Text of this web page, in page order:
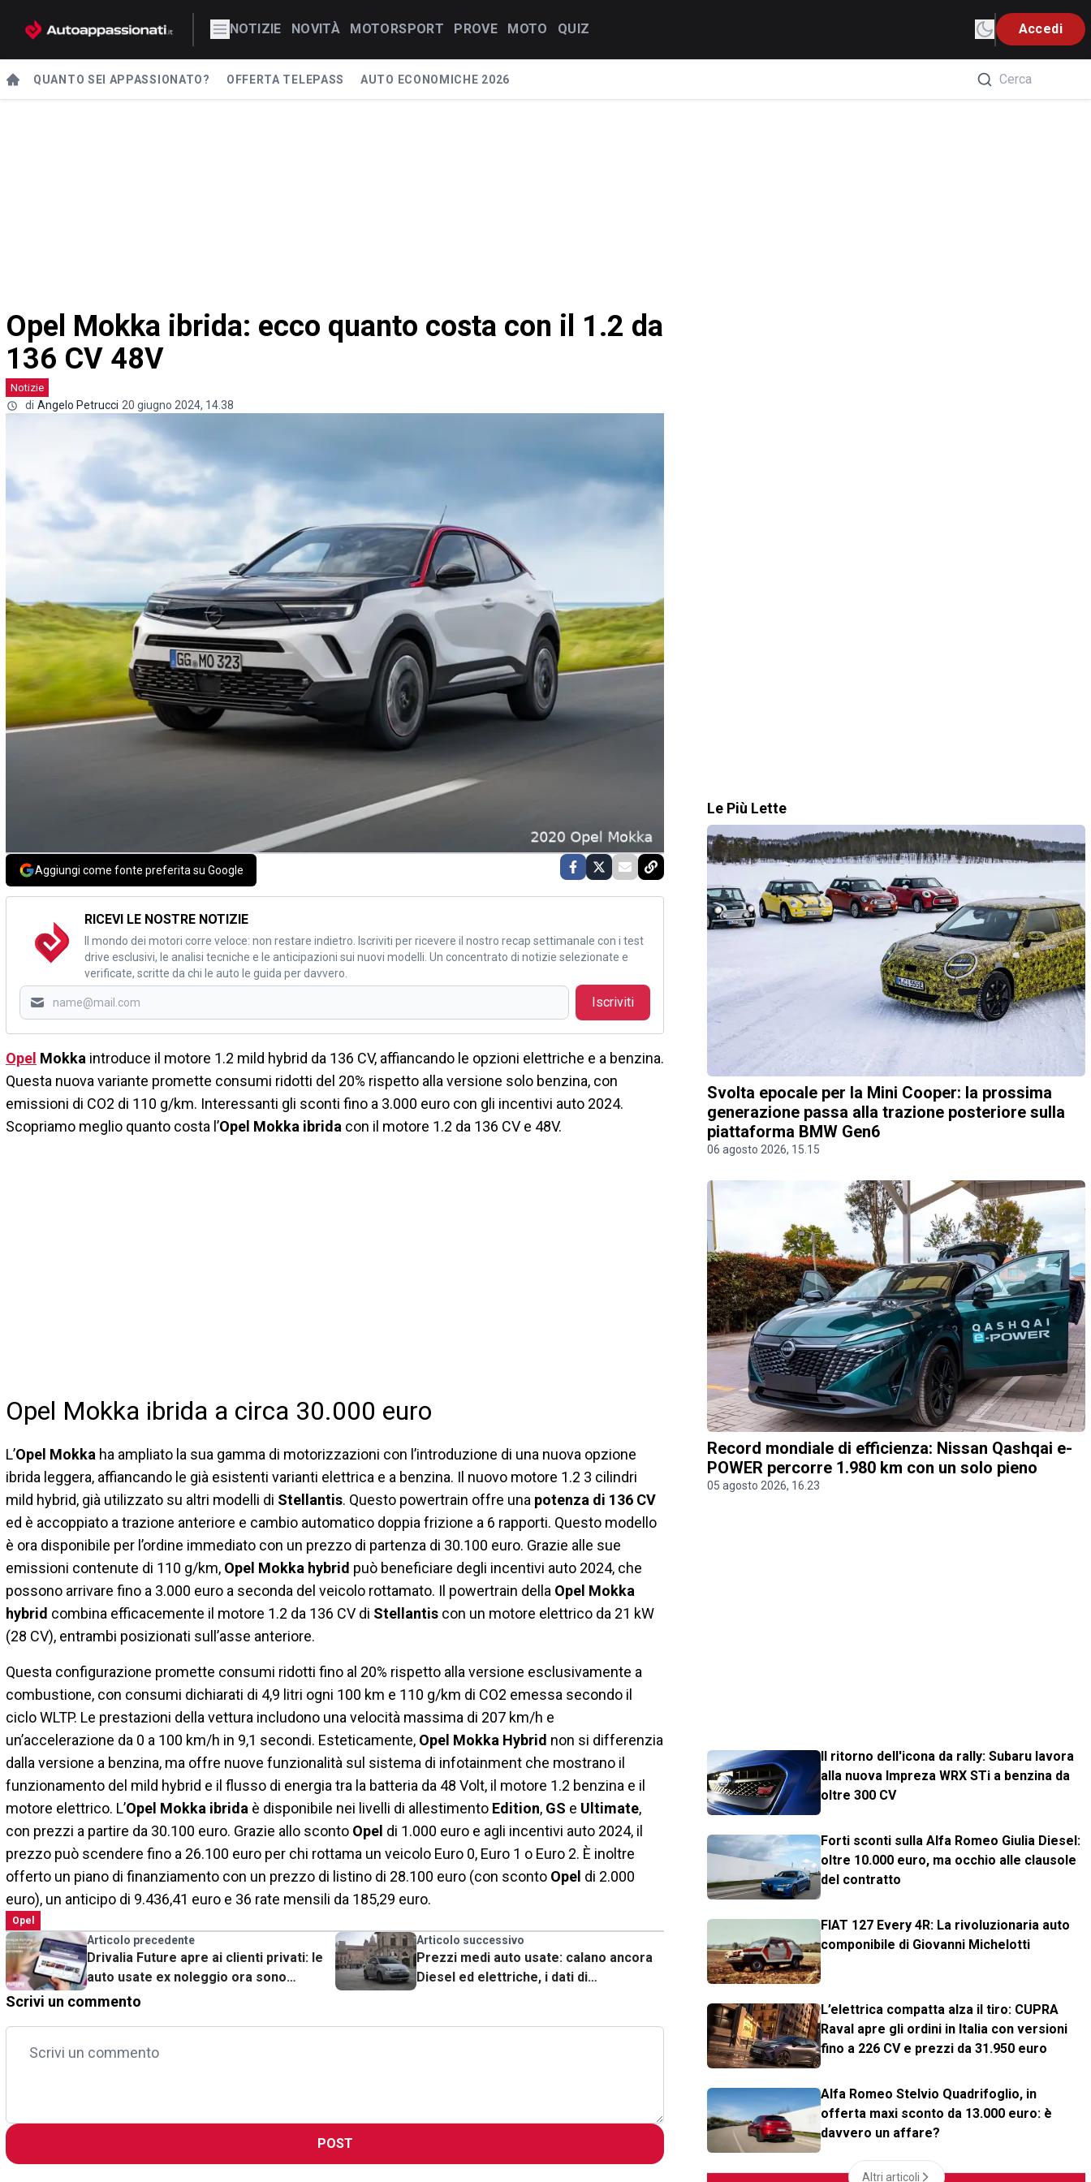
NOTIZIE NOVITÀ MOTORSPORT PROVE MOTO QUIZ Accedi
QUANTO SEI APPASSIONATO? OFFERTA TELEPASS AUTO ECONOMICHE 2026
Opel Mokka ibrida: ecco quanto costa con il 1.2 da
136 CV 48V
Notizie
di Angelo Petrucci 20 giugno 2024, 14.38
Aggiungi come fonte preferita su Google
RICEVI LE NOSTRE NOTIZIE
Il mondo dei motori corre veloce: non restare indietro. Iscriviti per ricevere il nostro recap settimanale con i test
drive esclusivi, le analisi tecniche e le anticipazioni sui nuovi modelli. Un concentrato di notizie selezionate e
verificate, scritte da chi le auto le guida per davvero.
Iscriviti
Opel Mokka introduce il motore 1.2 mild hybrid da 136 CV, affiancando le opzioni elettriche e a benzina.
Questa nuova variante promette consumi ridotti del 20% rispetto alla versione solo benzina, con
emissioni di CO2 di 110 g/km. Interessanti gli sconti fino a 3.000 euro con gli incentivi auto 2024.
Scopriamo meglio quanto costa l’Opel Mokka ibrida con il motore 1.2 da 136 CV e 48V.
Opel Mokka ibrida a circa 30.000 euro
L’Opel Mokka ha ampliato la sua gamma di motorizzazioni con l’introduzione di una nuova opzione
ibrida leggera, affiancando le già esistenti varianti elettrica e a benzina. Il nuovo motore 1.2 3 cilindri
mild hybrid, già utilizzato su altri modelli di Stellantis. Questo powertrain offre una potenza di 136 CV
ed è accoppiato a trazione anteriore e cambio automatico doppia frizione a 6 rapporti. Questo modello
è ora disponibile per l’ordine immediato con un prezzo di partenza di 30.100 euro. Grazie alle sue
emissioni contenute di 110 g/km, Opel Mokka hybrid può beneficiare degli incentivi auto 2024, che
possono arrivare fino a 3.000 euro a seconda del veicolo rottamato. Il powertrain della Opel Mokka
hybrid combina efficacemente il motore 1.2 da 136 CV di Stellantis con un motore elettrico da 21 kW
(28 CV), entrambi posizionati sull’asse anteriore.
Questa configurazione promette consumi ridotti fino al 20% rispetto alla versione esclusivamente a
combustione, con consumi dichiarati di 4,9 litri ogni 100 km e 110 g/km di CO2 emessa secondo il
ciclo WLTP. Le prestazioni della vettura includono una velocità massima di 207 km/h e
un’accelerazione da 0 a 100 km/h in 9,1 secondi. Esteticamente, Opel Mokka Hybrid non si differenzia
dalla versione a benzina, ma offre nuove funzionalità sul sistema di infotainment che mostrano il
funzionamento del mild hybrid e il flusso di energia tra la batteria da 48 Volt, il motore 1.2 benzina e il
motore elettrico. L’Opel Mokka ibrida è disponibile nei livelli di allestimento Edition, GS e Ultimate,
con prezzi a partire da 30.100 euro. Grazie allo sconto Opel di 1.000 euro e agli incentivi auto 2024, il
prezzo può scendere fino a 26.100 euro per chi rottama un veicolo Euro 0, Euro 1 o Euro 2. È inoltre
offerto un piano di finanziamento con un prezzo di listino di 28.100 euro (con sconto Opel di 2.000
euro), un anticipo di 9.436,41 euro e 36 rate mensili da 185,29 euro.
Opel
Articolo precedente
Drivalia Future apre ai clienti privati: le
auto usate ex noleggio ora sono
acquistabili
Articolo successivo
Prezzi medi auto usate: calano ancora
Diesel ed elettriche, i dati di
Scrivi un commento
POST
Le Più Lette
Svolta epocale per la Mini Cooper: la prossima
generazione passa alla trazione posteriore sulla
piattaforma BMW Gen6
06 agosto 2026, 15.15
Record mondiale di efficienza: Nissan Qashqai e-
POWER percorre 1.980 km con un solo pieno
05 agosto 2026, 16.23
Il ritorno dell'icona da rally: Subaru lavora
alla nuova Impreza WRX STi a benzina da
oltre 300 CV
Forti sconti sulla Alfa Romeo Giulia Diesel:
oltre 10.000 euro, ma occhio alle clausole
del contratto
FIAT 127 Every 4R: La rivoluzionaria auto
componibile di Giovanni Michelotti
L’elettrica compatta alza il tiro: CUPRA
Raval apre gli ordini in Italia con versioni
fino a 226 CV e prezzi da 31.950 euro
Alfa Romeo Stelvio Quadrifoglio, in
offerta maxi sconto da 13.000 euro: è
davvero un affare?
Altri articoli